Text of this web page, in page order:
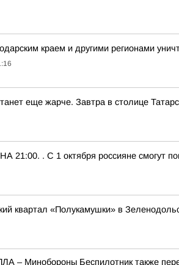
краем и другими регионами
еще жарче. Завтра в столице
21:00. . С 1 октября россияне смогут
квартал «Полукамушки» в
– Минобороны Беспилотник также